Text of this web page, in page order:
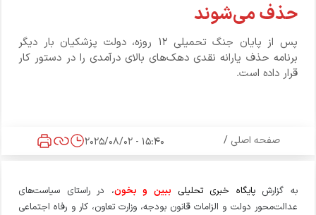
صفحه اصلی /
15:40 - 2025/08/02
حذف می‌شوند
پس از پایان جنگ تحمیلی ۱۲ روزه، دولت پزشکیان بار دیگر
برنامه حذف یارانه نقدی دهک‌های بالای درآمدی را در دستور کار
قرار داده است.
به گزارشپایگاه خبری تحلیلی ببین و بخون، در راستای سیاست‌های
عدالت‌محور دولت و الزامات قانون بودجه، وزارت تعاون، کار و رفاه اجتماعی